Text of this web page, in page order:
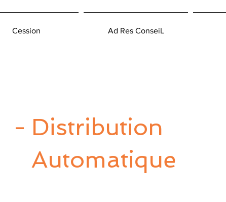
Cession Ad Res ConseiL
- Distribution
Automatique